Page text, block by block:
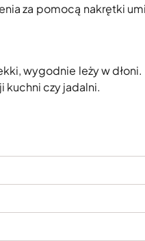
za pomocą nakrętki
wygodnie leży w
kuchni czy jadalni.